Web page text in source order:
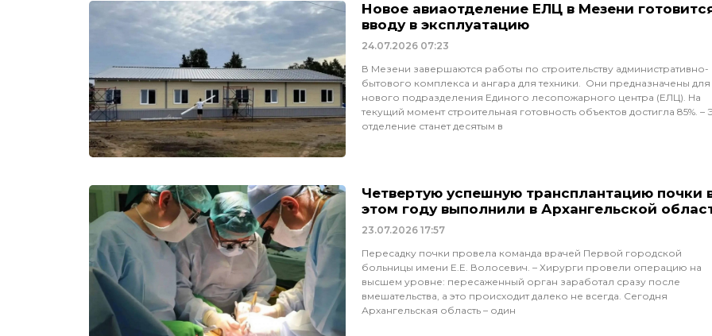
Новое авиаотделение ЕЛЦ в Мезени
вводу в эксплуатацию
24.07.2026 07:23
В Мезени завершаются работы по строительству административно-
бытового комплекса и ангара для техники. Они предназначены для
нового подразделения Единого лесопожарного центра (ЕЛЦ). На
текущий момент строительная готовность объектов достигла 85%. –
отделение станет десятым в
Четвертую успешную трансплантацию почки
этом году выполнили в Архангельской
23.07.2026 17:57
Пересадку почки провела команда врачей Первой городской
больницы имени Е.Е. Волосевич. – Хирурги провели операцию на
высшем уровне: пересаженный орган заработал сразу после
вмешательства, а это происходит далеко не всегда. Сегодня
Архангельская область – один